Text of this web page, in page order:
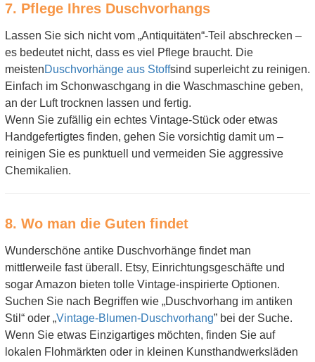
7. Pflege Ihres Duschvorhangs
Lassen Sie sich nicht vom „Antiquitäten“-Teil abschrecken –
es bedeutet nicht, dass es viel Pflege braucht. Die
meistenDuschvorhänge aus Stoffsind superleicht zu reinigen.
Einfach im Schonwaschgang in die Waschmaschine geben,
an der Luft trocknen lassen und fertig.
Wenn Sie zufällig ein echtes Vintage-Stück oder etwas
Handgefertigtes finden, gehen Sie vorsichtig damit um –
reinigen Sie es punktuell und vermeiden Sie aggressive
Chemikalien.
8. Wo man die Guten findet
Wunderschöne antike Duschvorhänge findet man
mittlerweile fast überall. Etsy, Einrichtungsgeschäfte und
sogar Amazon bieten tolle Vintage-inspirierte Optionen.
Suchen Sie nach Begriffen wie „Duschvorhang im antiken
Stil“ oder „Vintage-Blumen-Duschvorhang” bei der Suche.
Wenn Sie etwas Einzigartiges möchten, finden Sie auf
lokalen Flohmärkten oder in kleinen Kunsthandwerksläden